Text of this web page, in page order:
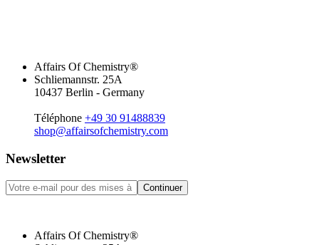
Affairs Of Chemistry®
Schliemannstr. 25A
10437 Berlin - Germany
Téléphone +49 30 91488839
shop@affairsofchemistry.com
Newsletter
Continuer
Affairs Of Chemistry®